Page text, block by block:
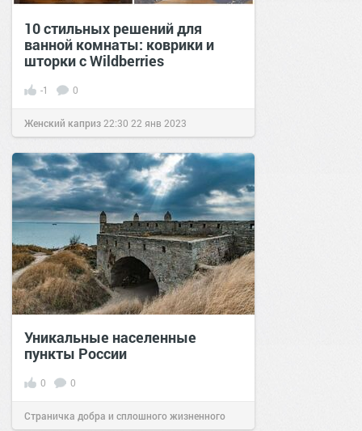
10 стильных решений для
ванной комнаты: коврики и
шторки с Wildberries
-1 0
Женский каприз 22:30 22 янв 2023
Уникальные населенные
пункты России
0 0
Страничка добра и сплошного жизненного